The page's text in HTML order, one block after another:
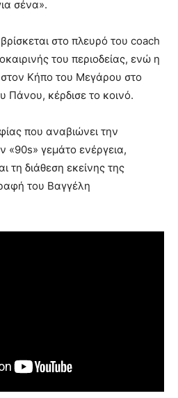
σένα».
στο πλευρό του coach
του περιοδείας, ενώ η
Κήπο του Μεγάρου στο
Πάνου, κέρδισε το κοινό.
που αναβιώνει την
«90s» γεμάτο ενέργεια,
τη διάθεση εκείνης της
του Βαγγέλη